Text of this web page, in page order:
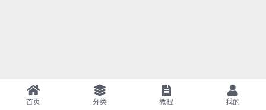
首页 分类 教程 我的